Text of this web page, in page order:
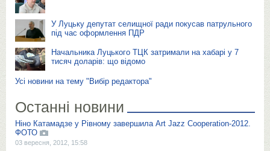
У Луцьку депутат селищної ради покусав патрульного
під час оформлення ПДР
Начальника Луцького ТЦК затримали на хабарі у 7
тисяч доларів: що відомо
Усі новини на тему "Вибір редактора"
Останні новини
Ніно Катамадзе у Рівному завершила Art Jazz Cooperation-2012.
ФОТО
03 вересня, 2012, 15:58